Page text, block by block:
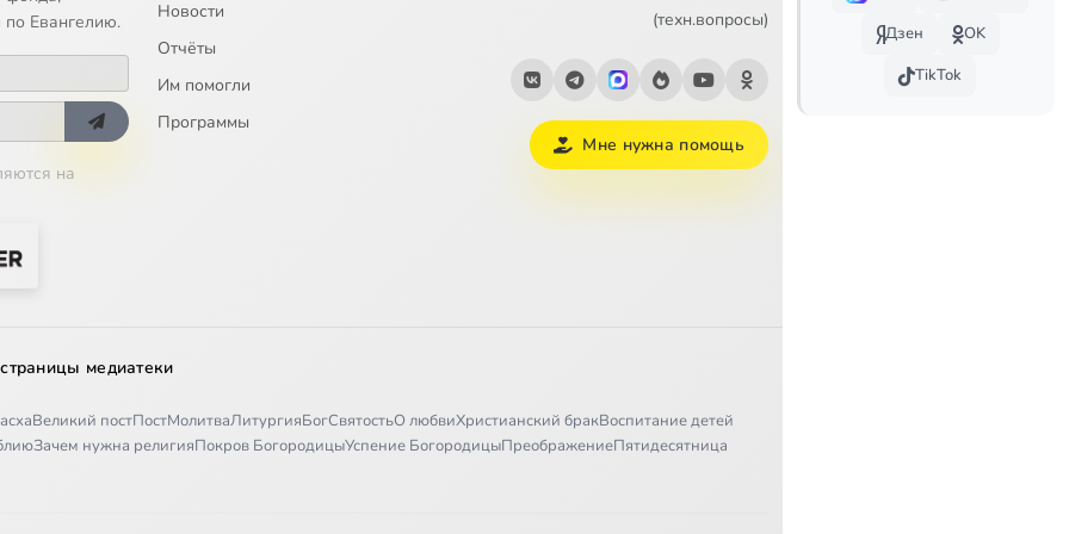
38:39
40:45
49:46
43:15
Евангелию.
на
Новости
Отчёты
Им помогли
Программы
(техн.вопросы)
Мне нужна помощь
медиатеки
Великий постПостМолитваЛитургияБогСвятостьО любвиХристианский бракВоспитание детей
Зачем нужна религияПокров БогородицыУспение БогородицыПреображениеПятидесятница
Дзен
OK
TikTok